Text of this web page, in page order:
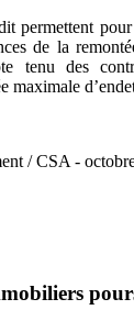
permettent
de la
tenu des
maximale
/ CSA -